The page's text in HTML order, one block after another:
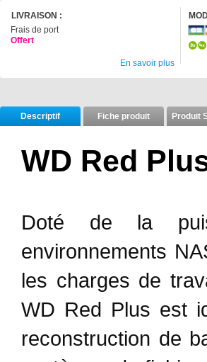
LIVRAISON :
Frais de port
Offert
En savoir plus
Descriptif Fiche produit Produit
WD Red
Doté de la
environnements
les charges de
WD Red Plus est
reconstruction de